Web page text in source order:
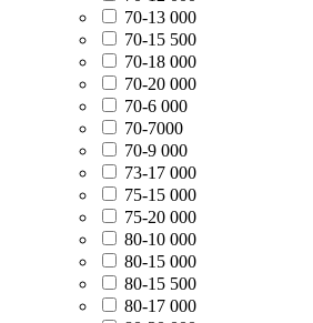
70-13 000
70-15 500
70-18 000
70-20 000
70-6 000
70-7000
70-9 000
73-17 000
75-15 000
75-20 000
80-10 000
80-15 000
80-15 500
80-17 000